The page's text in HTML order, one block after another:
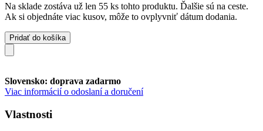
Na sklade zostáva už len 55 ks tohto produktu. Ďalšie sú na ceste.
Ak si objednáte viac kusov, môže to ovplyvniť dátum dodania.
Pridať do košíka
Slovensko: doprava zadarmo
Viac informácií o odoslaní a doručení
Vlastnosti